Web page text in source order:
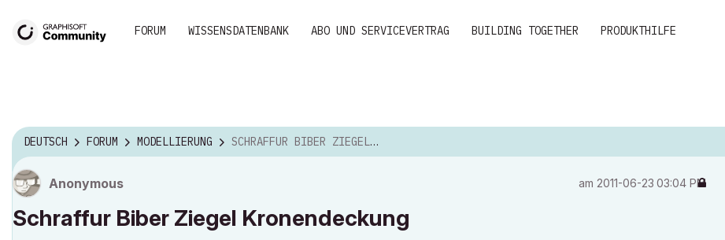
FORUM WISSENSDATENBANK ABO UND SERVICEVERTRAG BUILDING TOGETHER PRODUKTHILFE
DEUTSCH FORUM MODELLIERUNG SCHRAFFUR BIBER ZIEGEL KRONENDECKUNG
Anonymous am ‎2011-06-23 03:04 PM
Schraffur Biber Ziegel Kronendeckung